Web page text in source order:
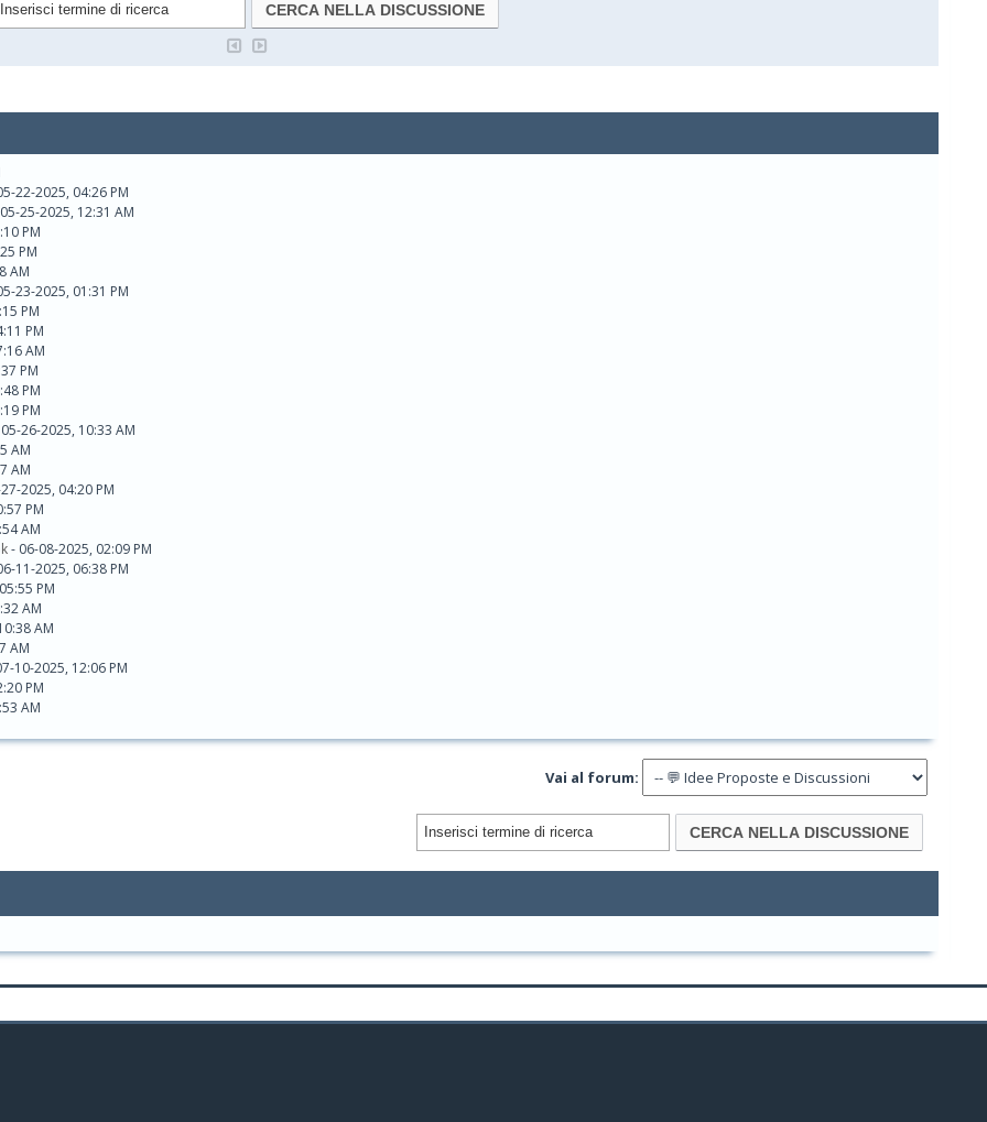
22-2025, 04:26 PM
25-2025, 12:31 AM
PM
PM
AM
23-2025, 01:31 PM
PM
PM
AM
PM
PM
PM
26-2025, 10:33 AM
AM
AM
2025, 04:20 PM
PM
AM
- 06-08-2025, 02:09 PM
11-2025, 06:38 PM
PM
AM
AM
AM
10-2025, 12:06 PM
PM
AM
Vai al forum: